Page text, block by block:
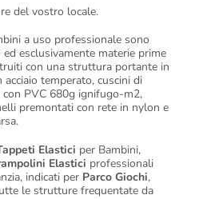
del vostro locale.
a uso professionale sono
esclusivamente materie prime
con una struttura portante in
temperato, cuscini di
PVC 680g ignifugo-m2,
premontati con rete in nylon e
Elastici per Bambini,
Elastici professionali
indicati per Parco Giochi,
le strutture frequentate da